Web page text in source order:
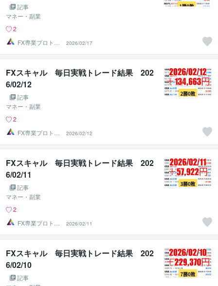
記事
マネー・副業
2
FX専業プロトレ
ーダーのAチーム
2026/02/17
FXスキャル 毎日実戦トレード結果 202
6/02/12
記事
マネー・副業
2
FX専業プロトレ
ーダーのAチーム
2026/02/12
FXスキャル 毎日実戦トレード結果 202
6/02/11
記事
マネー・副業
2
FX専業プロトレ
ーダーのAチーム
2026/02/11
FXスキャル 毎日実戦トレード結果 202
6/02/10
記事